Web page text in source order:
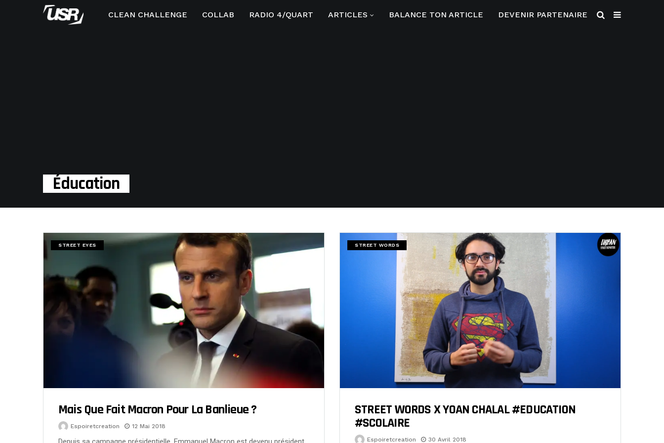
CLEAN CHALLENGE COLLAB RADIO 4/QUART ARTICLES BALANCE TON ARTICLE DEVENIR PARTENAIRE
Éducation
STREET EYES
Mais Que Fait Macron Pour La Banlieue ?
Espoiretcreation 12 Mai 2018
STREET WORDS
STREET WORDS X YOAN CHALAL #EDUCATION
#SCOLAIRE
Espoiretcreation 30 Avril 2018